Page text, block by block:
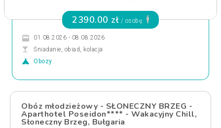
2390.00 zł / osobę
01.08.2026 - 08.08.2026
Śniadanie, obiad, kolacja
Obozy
Obóz młodzieżowy - SŁONECZNY BRZEG -
Aparthotel Poseidon**** - Wakacyjny Chill,
Słoneczny Brzeg, Bułgaria